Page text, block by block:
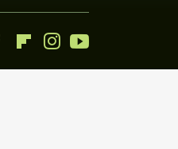
FacebookFlipboardInstagram